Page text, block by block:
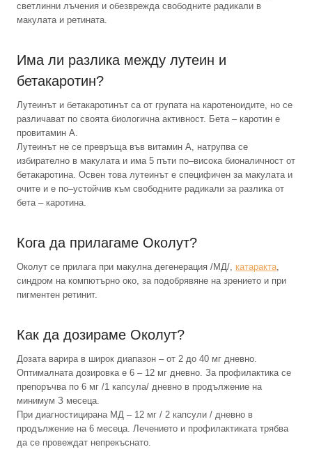
светлинни лъчения и обезврежда свободните радикали в
макулата и ретината.
Има ли разлика между лутеин и
бетакаротин?
Лутеинът и бетакаротинът са от групата на каротеноидите, но се
различават по своята биологична активност. Бета – каротин е
провитамин А.
Лутеинът не се превръща във витамин А, натрупва се
избирателно в макулата и има 5 пъти по–висока бионаличност от
бетакаротина. Освен това лутеинът е специфичен за макулата и
очите и е по–устойчив към свободните радикали за разлика от
бета – каротина.
Кога да прилагаме Околут?
Околут се прилага при макулна дегенерация /МД/, катаракта,
синдром на компютърно око, за подобрявяне на зрението и при
пигментен ретинит.
Как да дозираме Околут?
Дозата варира в широк диапазон – от 2 до 40 мг дневно.
Оптималната дозировка е 6 – 12 мг дневно. За профилактика се
препоръчва по 6 мг /1 капсула/ дневно в продължение на
минимум З месеца.
При диагностицирана МД – 12 мг / 2 капсули / дневно в
продължение на 6 месеца. Лечението и профилактиката трябва
да се провеждат непрекъснато.